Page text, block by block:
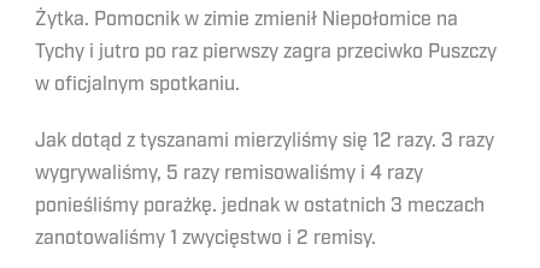
Żytka. Pomocnik w zimie zmienił Niepołomice na
Tychy i jutro po raz pierwszy zagra przeciwko Puszczy
w oficjalnym spotkaniu.
Jak dotąd z tyszanami mierzyliśmy się 12 razy. 3 razy
wygrywaliśmy, 5 razy remisowaliśmy i 4 razy
ponieśliśmy porażkę. jednak w ostatnich 3 meczach
zanotowaliśmy 1 zwycięstwo i 2 remisy.